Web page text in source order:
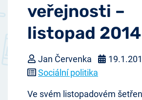
veřejnosti –
listopad 2014
Jan Červenka
Sociální politika
Ve svém listopadovém